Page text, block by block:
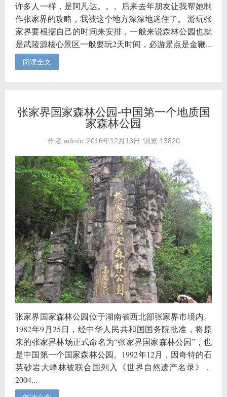
许多人一样，是阿凡达。。。后来去年朋友让我帮她制
作张家界的攻略，我被这个地方深深地迷住了。 游玩张
家界要根据自己的时间来安排，一般来说森林公园也就
是武陵源核心景区一般要玩2天时间，必游景点是金鞭...
阅读全文
张家界国家森林公园-中国第一个地质国
家森林公园
作者:admin 2016年12月13日 浏览:13820
张家界国家森林公园位于湖南省西北部张家界市境内。
1982年9月25日，经中华人民共和国国务院批准，将原
来的张家界林场正式命名为“张家界国家森林公园”，也
是中国第一个国家森林公园。1992年12月，因奇特的石
英砂岩大峰林被联合国列入《世界自然遗产名录》，
2004...